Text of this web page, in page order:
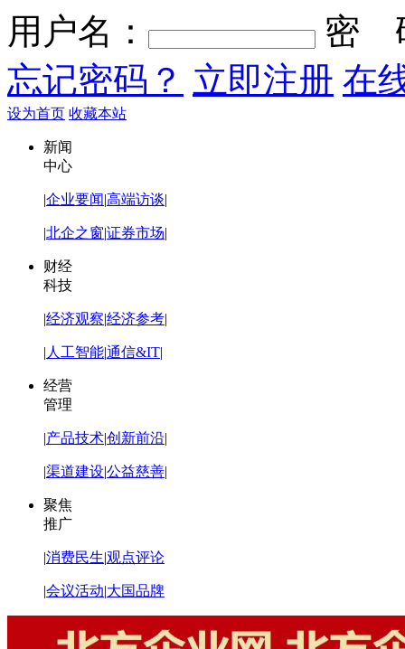
用户名：
密
忘记密码？ 立即注册 在
设为首页 收藏本站
新闻
中心
|企业要闻|高端访谈|
|北企之窗|证券市场|
财经
科技
|经济观察|经济参考|
| 人工智能|通信&IT|
经营
管理
|产品技术|创新前沿|
|渠道建设|公益慈善|
聚焦
推广
|消费民生|观点评论
|会议活动|大国品牌